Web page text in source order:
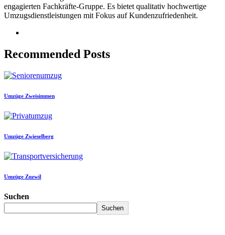
engagierten Fachkräfte-Gruppe. Es bietet qualitativ hochwertige
Umzugsdienstleistungen mit Fokus auf Kundenzufriedenheit.
Recommended Posts
Umzüge Zweisimmen
Umzüge Zwieselberg
Umzüge Zuzwil
Suchen
Suchen